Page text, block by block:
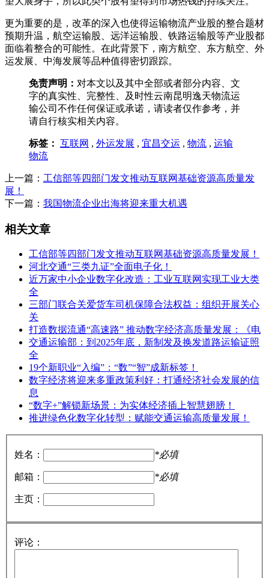
更为重要的是，改革的深入也使得运输物流产业股的整合题材
预期升温，航空运输股、远洋运输股、铁路运输股等产业股都
面临着整合的可能性。在此背景下，南方航空、东方航空、外
运发展、中海发展等品种值得密切跟踪。
免责声明： 对本文以及其中全部或者部分内容、文
字的真实性、完整性、及时性云南昆明逸天物流运
输公司不作任何保证或承诺，请读者仅作参考，并
请自行核实相关内容。
标签： 互联网 , 外运发展 , 宜昌交运 , 物流 , 运输
物流
上一篇： 工信部等四部门发文推动互联网基础资源高质量发
展！
下一篇： 我国物流企业出海将迎来重大机遇
相关文章
工信部等四部门发文推动互联网基础资源高质量发展！
河北交通“三类九证”全面电子化！
近万家中小企业数字化改造：工业互联网实现工业大类
全
三部门联合关爱货车司机保障合法权益：组织开展关心
关
打造数据流通“高速路” 推动数字经济高质量发展：《电
交通运输部：到2025年底，新制发及换发道路运输证照
全
19个新职业“入编”：“数”“智”成新标签！
数字经济将迎来多重政策利好：打通经济社会发展的信
息
“数字+”解锁新场景：为实体经济插上智慧翅膀！
推进绿色化数字化转型：赋能交通运输高质量发展！
姓名： *必填
邮箱： *必填
主页：
评论：